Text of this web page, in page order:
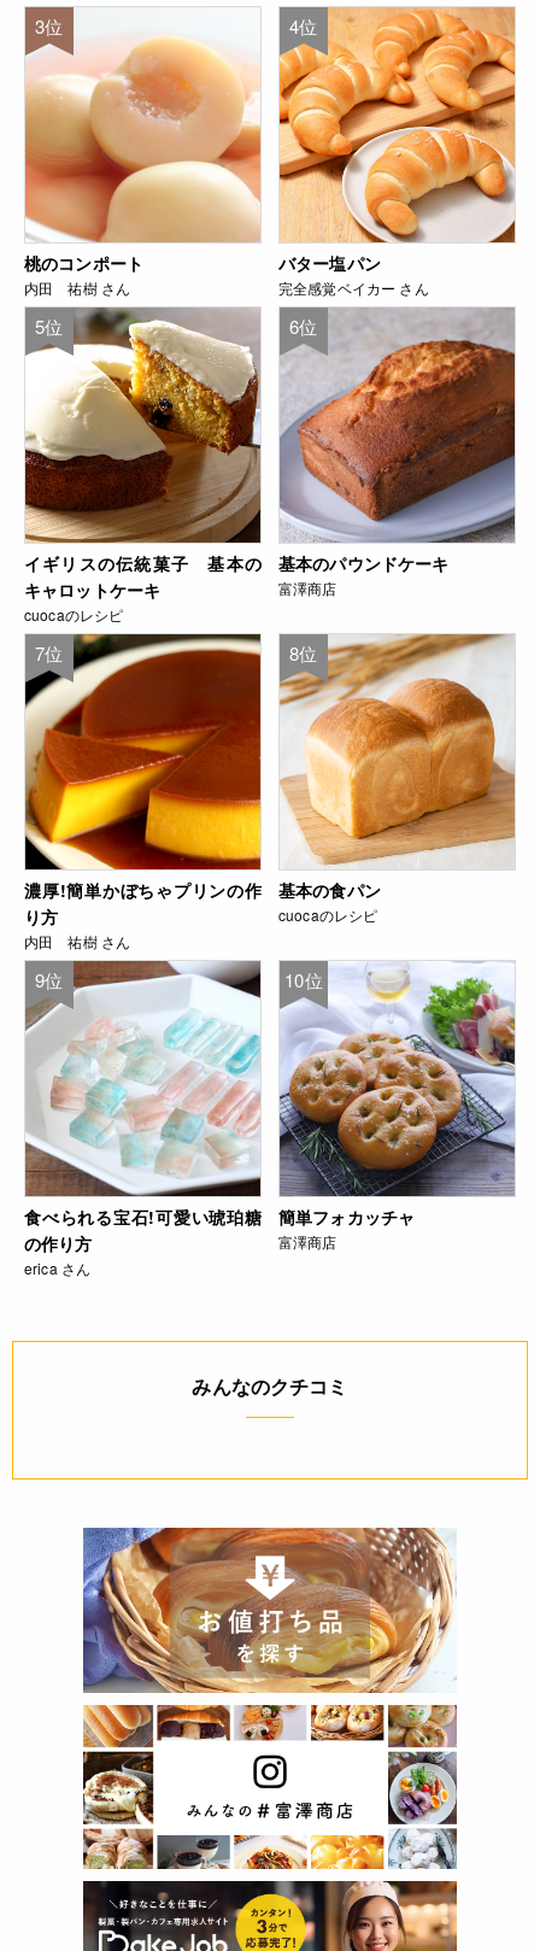
3位
桃のコンポート
内田 祐樹 さん
4位
バター塩パン
完全感覚ベイカー さん
5位
イギリスの伝統菓子 基本の
キャロットケーキ
cuocaのレシピ
6位
基本のパウンドケーキ
富澤商店
7位
濃厚!簡単かぼちゃプリンの作
り方
内田 祐樹 さん
8位
基本の食パン
cuocaのレシピ
9位
食べられる宝石!可愛い琥珀糖
の作り方
erica さん
10位
簡単フォカッチャ
富澤商店
みんなのクチコミ